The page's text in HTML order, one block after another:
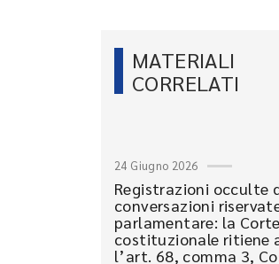
MATERIALI
CORRELATI
24 Giugno 2026
Registrazioni occulte
conversazioni
parlamentare: la Corte
costituzionale ritiene
l’art. 68, comma 3,